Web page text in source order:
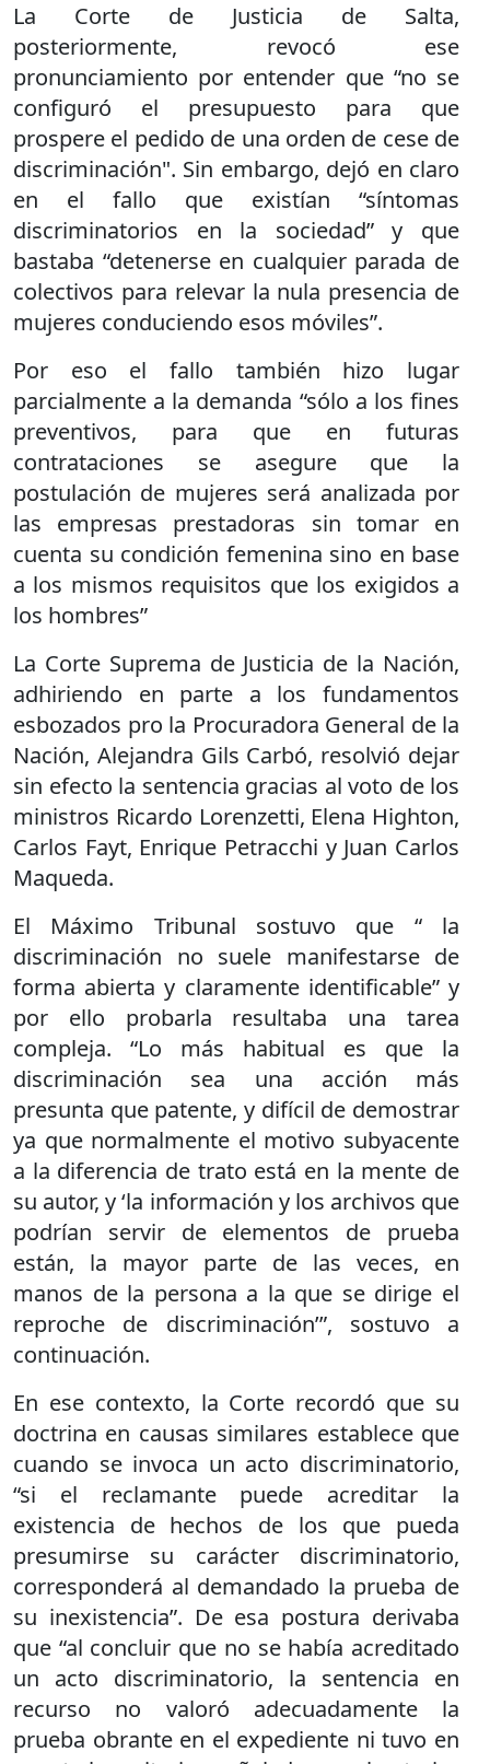
La Corte de Justicia de Salta,
posteriormente, revocó ese
pronunciamiento por entender que “no se
configuró el presupuesto para que
prospere el pedido de una orden de cese de
discriminación". Sin embargo, dejó en claro
en el fallo que existían “síntomas
discriminatorios en la sociedad” y que
bastaba “detenerse en cualquier parada de
colectivos para relevar la nula presencia de
mujeres conduciendo esos móviles”.
Por eso el fallo también hizo lugar
parcialmente a la demanda “sólo a los fines
preventivos, para que en futuras
contrataciones se asegure que la
postulación de mujeres será analizada por
las empresas prestadoras sin tomar en
cuenta su condición femenina sino en base
a los mismos requisitos que los exigidos a
los hombres”
La Corte Suprema de Justicia de la Nación,
adhiriendo en parte a los fundamentos
esbozados pro la Procuradora General de la
Nación, Alejandra Gils Carbó, resolvió dejar
sin efecto la sentencia gracias al voto de los
ministros Ricardo Lorenzetti, Elena Highton,
Carlos Fayt, Enrique Petracchi y Juan Carlos
Maqueda.
El Máximo Tribunal sostuvo que “ la
discriminación no suele manifestarse de
forma abierta y claramente identificable” y
por ello probarla resultaba una tarea
compleja. “Lo más habitual es que la
discriminación sea una acción más
presunta que patente, y difícil de demostrar
ya que normalmente el motivo subyacente
a la diferencia de trato está en la mente de
su autor, y ‘la información y los archivos que
podrían servir de elementos de prueba
están, la mayor parte de las veces, en
manos de la persona a la que se dirige el
reproche de discriminación’”, sostuvo a
continuación.
En ese contexto, la Corte recordó que su
doctrina en causas similares establece que
cuando se invoca un acto discriminatorio,
“si el reclamante puede acreditar la
existencia de hechos de los que pueda
presumirse su carácter discriminatorio,
corresponderá al demandado la prueba de
su inexistencia”. De esa postura derivaba
que “al concluir que no se había acreditado
un acto discriminatorio, la sentencia en
recurso no valoró adecuadamente la
prueba obrante en el expediente ni tuvo en